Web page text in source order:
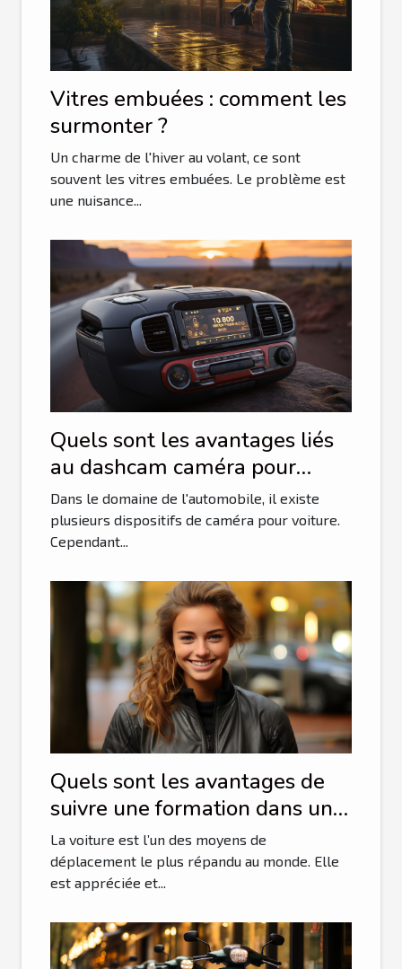
Vitres embuées : comment les
surmonter ?
Un charme de l'hiver au volant, ce sont
souvent les vitres embuées. Le problème est
une nuisance...
Quels sont les avantages liés
au dashcam caméra pour
voiture?
Dans le domaine de l'automobile, il existe
plusieurs dispositifs de caméra pour voiture.
Cependant...
Quels sont les avantages de
suivre une formation dans une
auto-école en ligne ?
La voiture est l’un des moyens de
déplacement le plus répandu au monde. Elle
est appréciée et...